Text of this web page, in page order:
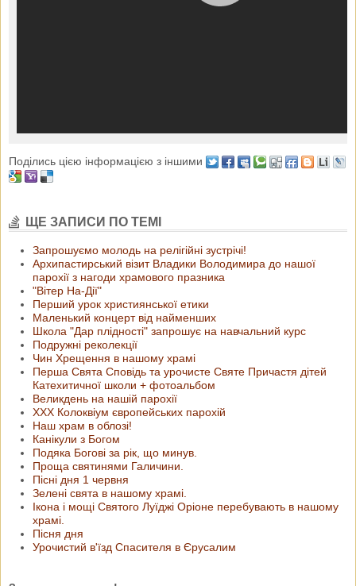
Поділись цією інформацією з іншими
ЩЕ ЗАПИСИ ПО ТЕМІ
Запрошуємо молодь на релігійні зустрічі!
Архипастирський візит Владики Володимира до нашої
парохії з нагоди храмового празника
"Вітер На-Дії"
Перший урок християнської етики
Маленький концерт від найменших
Школа "Дар плідності" запрошує на навчальний курс
Подружні реколекції
Чин Хрещення в нашому храмі
Перша Свята Сповідь та урочисте Святе Причастя дітей
Катехитичної школи + фотоальбом
Великдень на нашій парохії
ХХХ Колоквіум європейських парохій
Наш храм в облозі!
Канікули з Богом
Подяка Богові за рік, що минув.
Проща святинями Галичини.
Пісні дня 1 червня
Зелені свята в нашому храмі.
Ікона і мощі Святого Луїджі Оріоне перебувають в нашому
храмі.
Пісня дня
Урочистий в'їзд Спасителя в Єрусалим